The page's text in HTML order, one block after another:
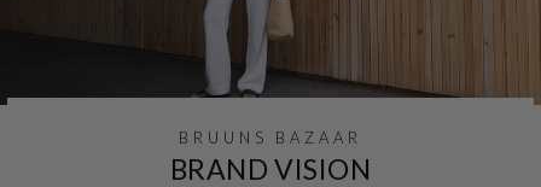
BRUUNS BAZAAR
BRAND VISION